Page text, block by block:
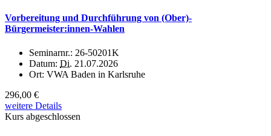
Vorbereitung und Durchführung von (Ober)-
Bürgermeister:innen-Wahlen
Seminarnr.: 26-50201K
Datum: Di. 21.07.2026
Ort: VWA Baden in Karlsruhe
296,00 €
weitere Details
Kurs abgeschlossen